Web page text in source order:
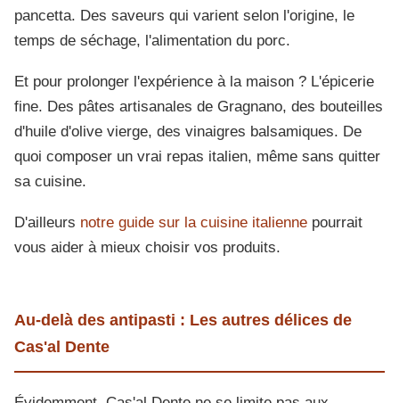
pancetta. Des saveurs qui varient selon l'origine, le
temps de séchage, l'alimentation du porc.
Et pour prolonger l'expérience à la maison ? L'épicerie
fine. Des pâtes artisanales de Gragnano, des bouteilles
d'huile d'olive vierge, des vinaigres balsamiques. De
quoi composer un vrai repas italien, même sans quitter
sa cuisine.
D'ailleurs notre guide sur la cuisine italienne pourrait
vous aider à mieux choisir vos produits.
Au-delà des antipasti : Les autres délices de
Cas'al Dente